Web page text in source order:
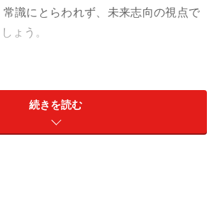
識にとらわれず、未来志向の視点で
ょう。
で勝負するには、“木のパワー”を使
たひらめきがアイデアに変わり、オリ
るものを生み出す力になります。
続きを読む